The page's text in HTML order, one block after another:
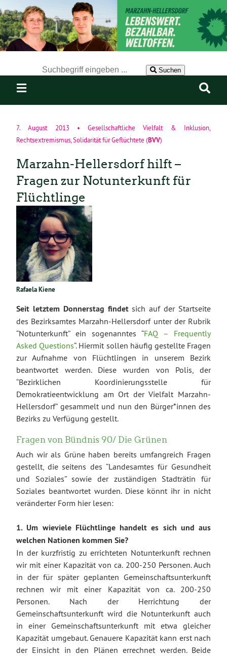
Suchen
7. August 2013 •Gesellschaftliche Vielfalt & Inklusion,
Rechtsextremismus,Solidarität für Geflüchtete (BVV)
Marzahn-Hellersdorf hilft –
Fragen zur Notunterkunft für
Flüchtlinge
Rafaela Kiene
Seit letztem Donnerstag findetsich auf der Startseite
des Bezirksamtes Marzahn-Hellersdorf unter der Rubrik
“Notunterkunft” ein sogenanntes “FAQ – Frequently
Asked Questions“. Hiermit sollen häufig gestellte Fragen
zur Aufnahme von Flüchtlingen in unserem Bezirk
beantwortet werden. Diese wurden von Polis, der
“Bezirklichen Koordinierungsstelle für
Demokratieentwicklung am Ort der Vielfalt Marzahn-
Hellersdorf” gesammelt und nun den Bürger*innen des
Bezirks zu Verfügung gestellt.
Fragen von Bündnis 90/ Die Grünen
Auch wir als Grüne haben bereits umfangreich Fragen
gestellt, die seitens des “Landesamtes für Gesundheit
und Soziales” sowie der zuständigen Stadträtin für
Soziales beantwortet wurden. Diese könnt ihr in nicht
veränderter Form hier lesen:
1. Um wieviele Flüchtlinge handelt es sich und aus
welchen Nationen kommen Sie?
In der kurzfristig zu errichteten Notunterkunft rechnen
wir mit einer Kapazität von ca. 200-250 Personen. Auch
in der für später geplanten Gemeinschaftsunterkunft
rechnen wir mit einer Kapazität von ca. 200-250
Personen. Nach der Herrichtung der
Gemeinschaftsunterkunft wird die Notunterkunft auch
in einer Gemeinschaftsunterkunft mit etwa gleicher
Kapazität umgebaut. Genauere Kapazität kann erst nach
der Einsicht in den Plänen errechnet werden. Beide